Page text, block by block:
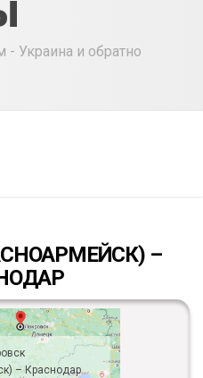
Украина и обратно
–
– Краснодар